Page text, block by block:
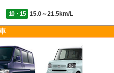
10・15 15.0～21.5km/L